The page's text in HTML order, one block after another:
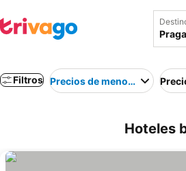
Filtros Precios de menor a mayor
Hoteles